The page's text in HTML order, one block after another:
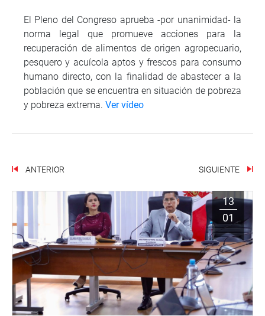
El Pleno del Congreso aprueba -por unanimidad- la
norma legal que promueve acciones para la
recuperación de alimentos de origen agropecuario,
pesquero y acuícola aptos y frescos para consumo
humano directo, con la finalidad de abastecer a la
población que se encuentra en situación de pobreza
y pobreza extrema. Ver vídeo
ANTERIOR SIGUIENTE
13
01